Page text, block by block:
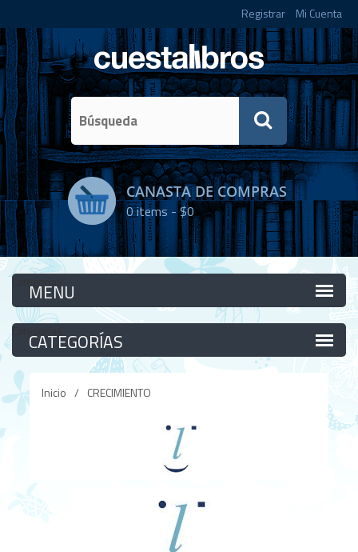
Registrar Mi Cuenta
CANASTA DE COMPRAS
0items -$0
Categorías
Categorías
Inicio / CRECIMIENTO